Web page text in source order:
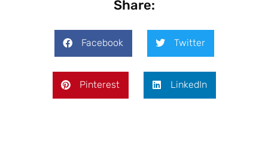
Share:
Facebook Twitter
Pinterest LinkedIn